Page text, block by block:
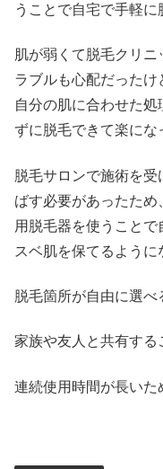
うことで自宅で手軽に
肌が弱くて脱毛クリ
ラブルも心配だった
自分の肌に合わせた
ずに脱毛できて楽にな
脱毛サロンで施術を
ばす必要があったた
用脱毛器を使うこと
スベ肌を保てるように
脱毛箇所が自由に選
家族や友人と共有する
連続使用時間が長いた